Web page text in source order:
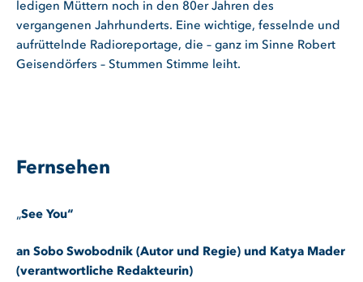
ledigen Müttern noch in den 80er Jahren des
vergangenen Jahrhunderts. Eine wichtige, fesselnde und
aufrüttelnde Radioreportage, die – ganz im Sinne Robert
Geisendörfers – Stummen Stimme leiht.
Fernsehen
„See You“
an Sobo Swobodnik (Autor und Regie) und Katya Mader
(verantwortliche Redakteurin)